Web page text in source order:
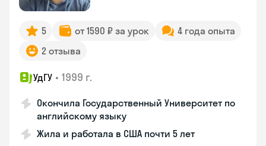
5 от 1590 ₽ за урок
4 года опыта
2 отзыва
УдГУ • 1999 г.
Окончила Государственный Университет по
английскому языку
Жила и работала в США почти 5 лет